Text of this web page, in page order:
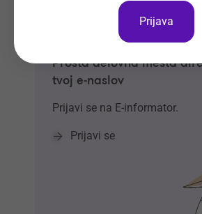
Prosta delovna mesta
tvoj e-naslov
Prijavi se na E-informator.
Prijavi se
Prijava